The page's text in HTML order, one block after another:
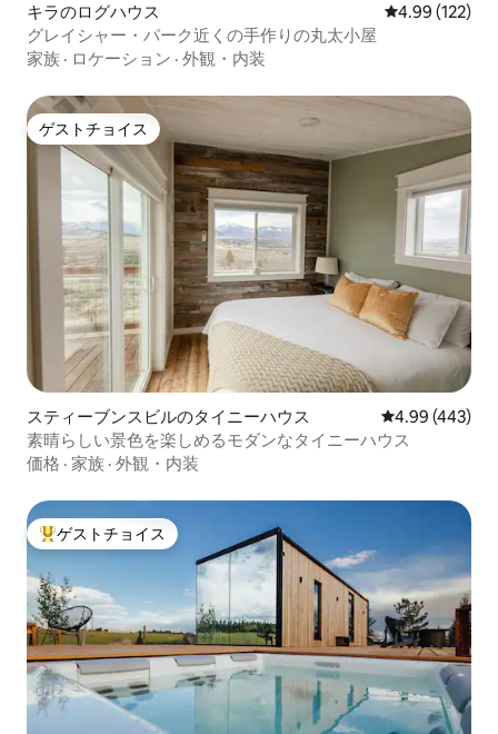
キラのログハウス レビュー122
4.99 (122)
グレイシャー・パーク近くの手作りの丸太小屋
家族 · ロケーション · 外観・内装
ゲストチョイス
ゲストチョイス
スティーブンスビルのタイニーハウス レビュー443
4.99 (443)
素晴らしい景色を楽しめるモダンなタイニーハウス
価格 · 家族 · 外観・内装
大好評のゲストチョイスです。
ゲストチョイス